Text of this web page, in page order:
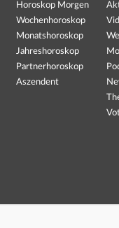
Horoskop Morgen
Wochenhoroskop
Monatshoroskop
Jahreshoroskop
Partnerhoroskop
Aszendent